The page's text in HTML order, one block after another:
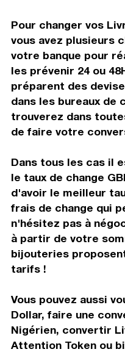
Pour changer vos
vous avez plusieurs
votre banque pour
les prévenir 24 ou
préparent des
dans les bureaux de
trouverez dans
de faire votre
Dans tous les cas il
le taux de change
d'avoir le meilleur
frais de change qui
n'hésitez pas à
à partir de votre
bijouteries
tarifs !
Vous pouvez aussi
Dollar, faire une
Nigérien, convertir
Attention Token ou